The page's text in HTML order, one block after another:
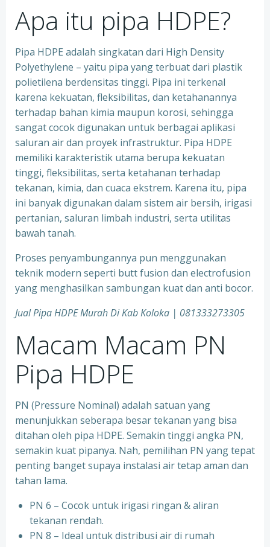
Apa itu pipa HDPE?
Pipa HDPE adalah singkatan dari High Density
Polyethylene – yaitu pipa yang terbuat dari plastik
polietilena berdensitas tinggi. Pipa ini terkenal
karena kekuatan, fleksibilitas, dan ketahanannya
terhadap bahan kimia maupun korosi, sehingga
sangat cocok digunakan untuk berbagai aplikasi
saluran air dan proyek infrastruktur. Pipa HDPE
memiliki karakteristik utama berupa kekuatan
tinggi, fleksibilitas, serta ketahanan terhadap
tekanan, kimia, dan cuaca ekstrem. Karena itu, pipa
ini banyak digunakan dalam sistem air bersih, irigasi
pertanian, saluran limbah industri, serta utilitas
bawah tanah.
Proses penyambungannya pun menggunakan
teknik modern seperti butt fusion dan electrofusion
yang menghasilkan sambungan kuat dan anti bocor.
Jual Pipa HDPE Murah Di Kab Koloka | 081333273305
Macam Macam PN
Pipa HDPE
PN (Pressure Nominal) adalah satuan yang
menunjukkan seberapa besar tekanan yang bisa
ditahan oleh pipa HDPE. Semakin tinggi angka PN,
semakin kuat pipanya. Nah, pemilihan PN yang tepat
penting banget supaya instalasi air tetap aman dan
tahan lama.
PN 6 – Cocok untuk irigasi ringan & aliran
tekanan rendah.
PN 8 – Ideal untuk distribusi air di rumah